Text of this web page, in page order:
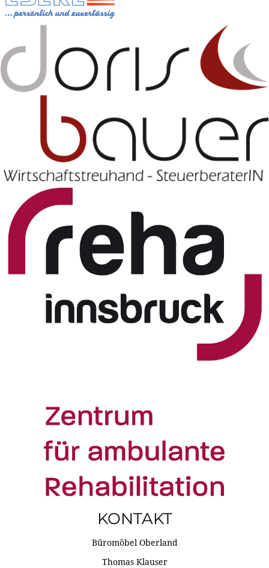
KONTAKT
Büromöbel Oberland
Thomas Klauser